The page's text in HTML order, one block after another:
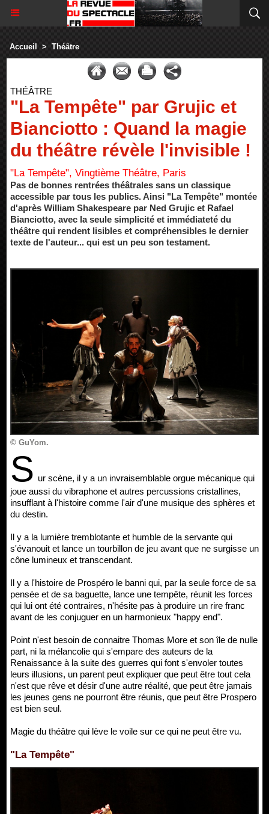
Accueil > Théâtre
THÉÂTRE
"La Tempête" par Grujic et
Bianciotto : Quand la magie
du théâtre révèle l'invisible !
"La Tempête", Vingtième Théâtre, Paris
Pas de bonnes rentrées théâtrales sans un classique
accessible par tous les publics. Ainsi "La Tempête" montée
d'après William Shakespeare par Ned Grujic et Rafael
Bianciotto, avec la seule simplicité et immédiateté du
théâtre qui rendent lisibles et compréhensibles le dernier
texte de l'auteur... qui est un peu son testament.
© GuYom.
S ur scène, il y a un invraisemblable orgue mécanique qui
joue aussi du vibraphone et autres percussions cristallines,
insufflant à l'histoire comme l'air d'une musique des sphères et
du destin.
Il y a la lumière tremblotante et humble de la servante qui
s'évanouit et lance un tourbillon de jeu avant que ne surgisse un
cône lumineux et transcendant.
Il y a l'histoire de Prospéro le banni qui, par la seule force de sa
pensée et de sa baguette, lance une tempête, réunit les forces
qui lui ont été contraires, n'hésite pas à produire un rire franc
avant de les conjuguer en un harmonieux "happy end".
Point n'est besoin de connaitre Thomas More et son île de nulle
part, ni la mélancolie qui s'empare des auteurs de la
Renaissance à la suite des guerres qui font s'envoler toutes
leurs illusions, un parent peut expliquer que peut être tout cela
n'est que rêve et désir d'une autre réalité, que peut être jamais
les jeunes gens ne pourront être réunis, que peut être Prospero
est bien seul.
Magie du théâtre qui lève le voile sur ce qui ne peut être vu.
"La Tempête"